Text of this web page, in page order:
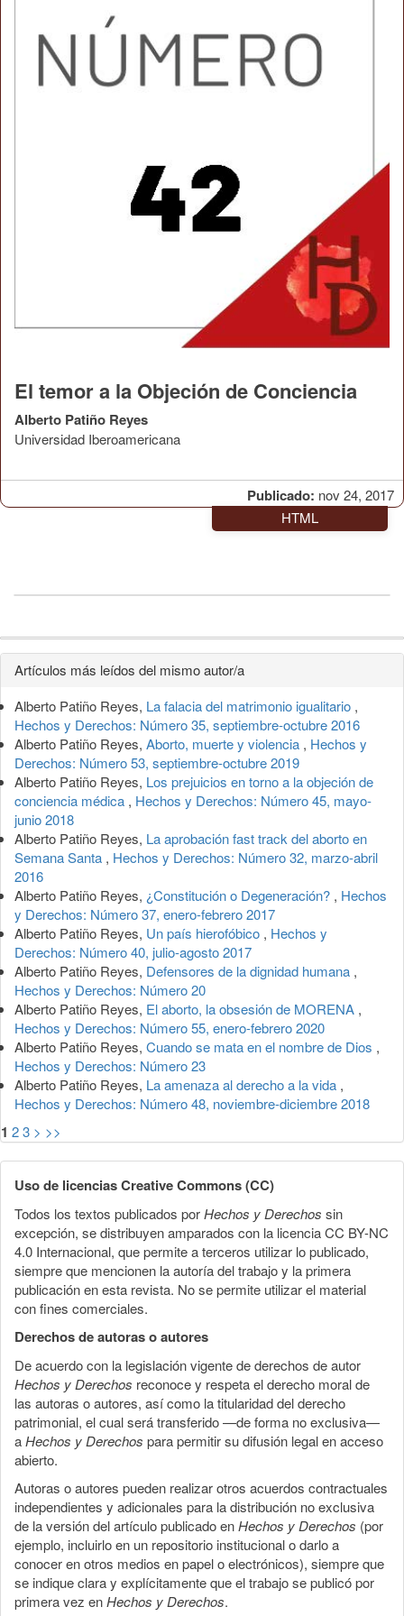
Publicado: nov 24, 2017
El temor a la Objeción de Conciencia
Alberto Patiño Reyes
Universidad Iberoamericana
HTML
Detalles
del
artículo
Artículos más leídos del mismo autor/a
Alberto Patiño Reyes, La falacia del matrimonio igualitario ,
Hechos y Derechos: Número 35, septiembre-octubre 2016
Alberto Patiño Reyes, Aborto, muerte y violencia , Hechos y
Derechos: Número 53, septiembre-octubre 2019
Alberto Patiño Reyes, Los prejuicios en torno a la objeción de
conciencia médica , Hechos y Derechos: Número 45, mayo-
junio 2018
Alberto Patiño Reyes, La aprobación fast track del aborto en
Semana Santa , Hechos y Derechos: Número 32, marzo-abril
2016
Alberto Patiño Reyes, ¿Constitución o Degeneración? , Hechos
y Derechos: Número 37, enero-febrero 2017
Alberto Patiño Reyes, Un país hierofóbico , Hechos y
Derechos: Número 40, julio-agosto 2017
Alberto Patiño Reyes, Defensores de la dignidad humana ,
Hechos y Derechos: Número 20
Alberto Patiño Reyes, El aborto, la obsesión de MORENA ,
Hechos y Derechos: Número 55, enero-febrero 2020
Alberto Patiño Reyes, Cuando se mata en el nombre de Dios ,
Hechos y Derechos: Número 23
Alberto Patiño Reyes, La amenaza al derecho a la vida ,
Hechos y Derechos: Número 48, noviembre-diciembre 2018
1 23 > >>
Uso de licencias Creative Commons (CC)
Todos los textos publicados porHechos y Derechos sin
excepción, se distribuyen amparados con la licencia CC BY-NC
4.0 Internacional, que permite a terceros utilizar lo publicado,
siempre que mencionen la autoría del trabajo y la primera
publicación en esta revista. No se permite utilizar el material
con fines comerciales.
Derechos de autoras o autores
De acuerdo con la legislación vigente de derechos de autor
Hechos y Derechos reconoce y respeta el derecho moral de
las autoras o autores, así como la titularidad del derecho
patrimonial, el cual será transferido —de forma no exclusiva—
aHechos y Derechos para permitir su difusión legal en acceso
abierto.
Autoras o autores pueden realizar otros acuerdos contractuales
independientes y adicionales para la distribución no exclusiva
de la versión del artículo publicado enHechos y Derechos (por
ejemplo, incluirlo en un repositorio institucional o darlo a
conocer en otros medios en papel o electrónicos), siempre que
se indique clara y explícitamente que el trabajo se publicó por
primera vez enHechos y Derechos.